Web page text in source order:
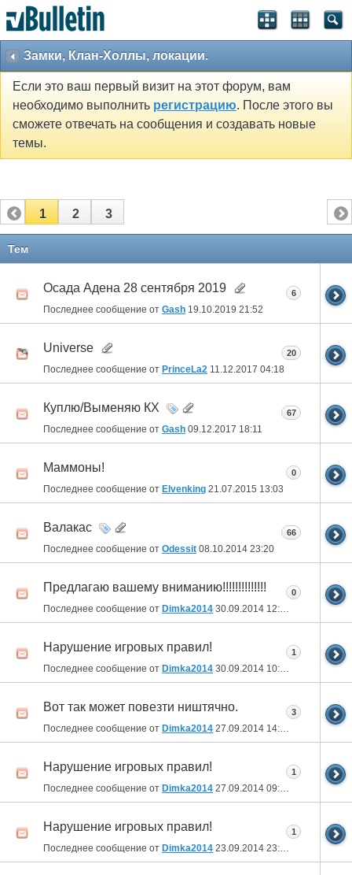
Замки, Клан-Холлы, локации.
Если это ваш первый визит на этот форум, вам
необходимо выполнить регистрацию. После этого вы
сможете отвечать на сообщения и создавать новые
темы.
1 2 3
Тем
Осада Адена 28 сентября 2019
Последнее сообщение от Gash 19.10.2019 21:52
6
Universe
Последнее сообщение от PrinceLa2 11.12.2017 04:18
20
Куплю/Выменяю КХ
Последнее сообщение от Gash 09.12.2017 18:11
67
Маммоны!
Последнее сообщение от Elvenking 21.07.2015 13:03
0
Валакас
Последнее сообщение от Odessit 08.10.2014 23:20
66
Предлагаю вашему вниманию!!!!!!!!!!!!!!
Последнее сообщение от Dimka2014 30.09.2014 12:16
0
Нарушение игровых правил!
Последнее сообщение от Dimka2014 30.09.2014 10:10
1
Вот так может повезти ништячно.
Последнее сообщение от Dimka2014 27.09.2014 14:33
3
Нарушение игровых правил!
Последнее сообщение от Dimka2014 27.09.2014 09:42
1
Нарушение игровых правил!
Последнее сообщение от Dimka2014 23.09.2014 23:19
1